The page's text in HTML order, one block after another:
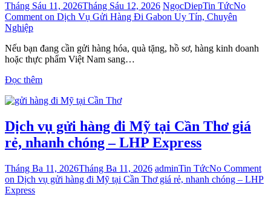
Tháng Sáu 11, 2026Tháng Sáu 12, 2026 NgọcDiepTin TứcNo
Comment on Dịch Vụ Gửi Hàng Đi Gabon Uy Tín, Chuyên
Nghiệp
Nếu bạn đang cần gửi hàng hóa, quà tặng, hồ sơ, hàng kinh doanh
hoặc thực phẩm Việt Nam sang…
Đọc thêm
Dịch vụ gửi hàng đi Mỹ tại Cần Thơ giá
rẻ, nhanh chóng – LHP Express
Tháng Ba 11, 2026Tháng Ba 11, 2026 adminTin TứcNo Comment
on Dịch vụ gửi hàng đi Mỹ tại Cần Thơ giá rẻ, nhanh chóng – LHP
Express